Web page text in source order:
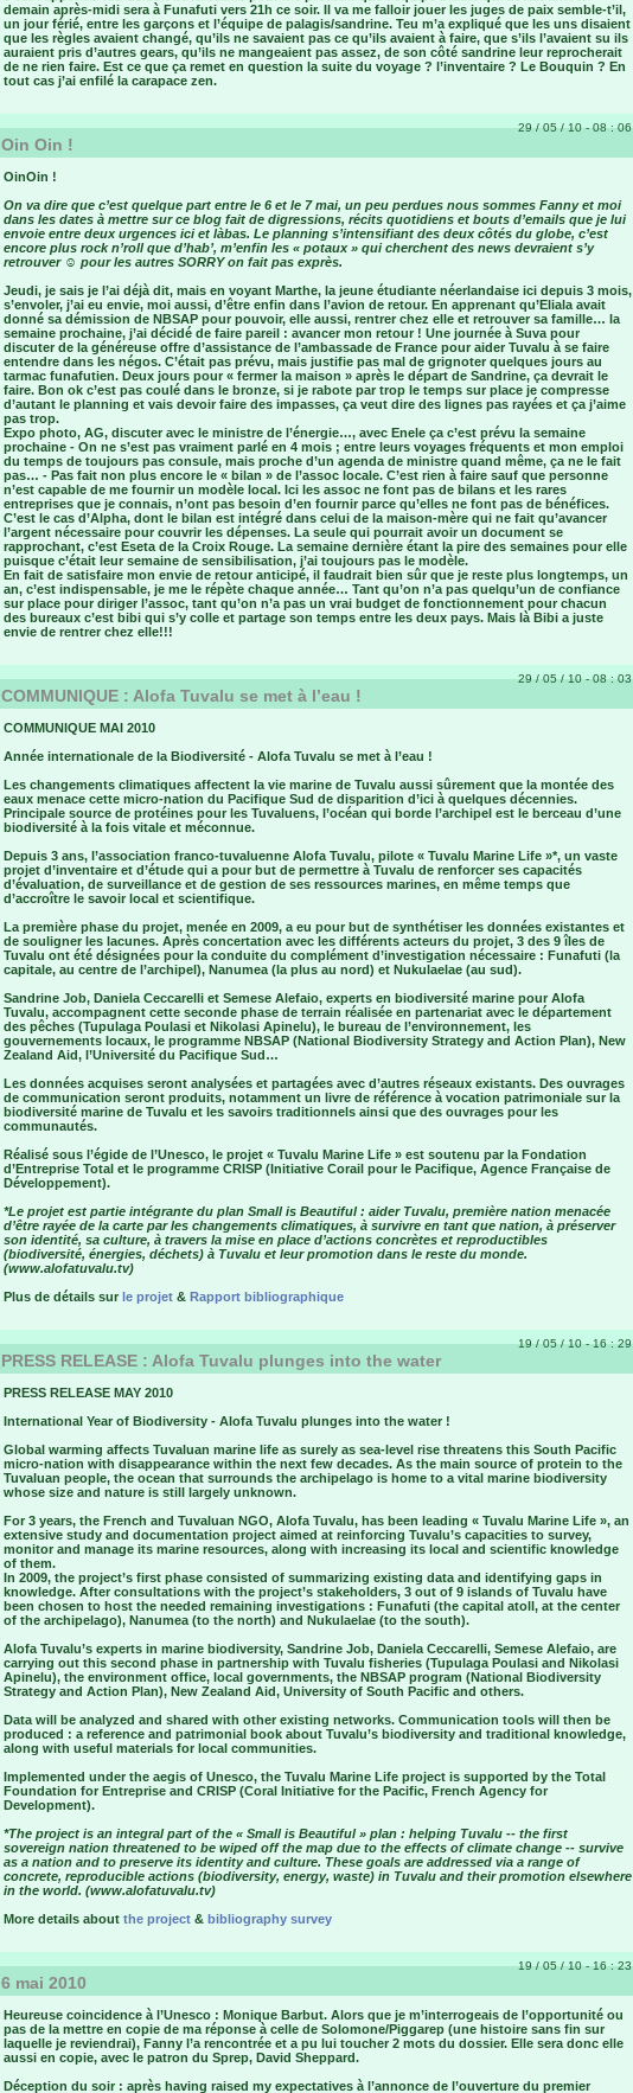
demain après-midi sera à Funafuti vers 21h ce soir. Il va me falloir jouer les juges de paix semble-t’il,
un jour férié, entre les garçons et l’équipe de palagis/sandrine. Teu m’a expliqué que les uns disaient
que les règles avaient changé, qu’ils ne savaient pas ce qu’ils avaient à faire, que s’ils l’avaient su ils
auraient pris d’autres gears, qu’ils ne mangeaient pas assez, de son côté sandrine leur reprocherait
de ne rien faire. Est ce que ça remet en question la suite du voyage ? l’inventaire ? Le Bouquin ? En
tout cas j’ai enfilé la carapace zen.
29 / 05 / 10 - 08 : 06
Oin Oin !
OinOin !
On va dire que c’est quelque part entre le 6 et le 7 mai, un peu perdues nous sommes Fanny et moi
dans les dates à mettre sur ce blog fait de digressions, récits quotidiens et bouts d’emails que je lui
envoie entre deux urgences ici et làbas. Le planning s’intensifiant des deux côtés du globe, c’est
encore plus rock n’roll que d’hab’, m’enfin les « potaux » qui cherchent des news devraient s’y
retrouver ☺ pour les autres SORRY on fait pas exprès.
Jeudi, je sais je l’ai déjà dit, mais en voyant Marthe, la jeune étudiante néerlandaise ici depuis 3 mois,
s’envoler, j’ai eu envie, moi aussi, d’être enfin dans l’avion de retour. En apprenant qu’Eliala avait
donné sa démission de NBSAP pour pouvoir, elle aussi, rentrer chez elle et retrouver sa famille… la
semaine prochaine, j’ai décidé de faire pareil : avancer mon retour ! Une journée à Suva pour
discuter de la généreuse offre d’assistance de l’ambassade de France pour aider Tuvalu à se faire
entendre dans les négos. C’était pas prévu, mais justifie pas mal de grignoter quelques jours au
tarmac funafutien. Deux jours pour « fermer la maison » après le départ de Sandrine, ça devrait le
faire. Bon ok c’est pas coulé dans le bronze, si je rabote par trop le temps sur place je compresse
d’autant le planning et vais devoir faire des impasses, ça veut dire des lignes pas rayées et ça j’aime
pas trop.
Expo photo, AG, discuter avec le ministre de l’énergie…, avec Enele ça c’est prévu la semaine
prochaine - On ne s’est pas vraiment parlé en 4 mois ; entre leurs voyages fréquents et mon emploi
du temps de toujours pas consule, mais proche d’un agenda de ministre quand même, ça ne le fait
pas… - Pas fait non plus encore le « bilan » de l’assoc locale. C’est rien à faire sauf que personne
n’est capable de me fournir un modèle local. Ici les assoc ne font pas de bilans et les rares
entreprises que je connais, n’ont pas besoin d’en fournir parce qu’elles ne font pas de bénéfices.
C’est le cas d’Alpha, dont le bilan est intégré dans celui de la maison-mère qui ne fait qu’avancer
l’argent nécessaire pour couvrir les dépenses. La seule qui pourrait avoir un document se
rapprochant, c’est Eseta de la Croix Rouge. La semaine dernière étant la pire des semaines pour elle
puisque c’était leur semaine de sensibilisation, j’ai toujours pas le modèle.
En fait de satisfaire mon envie de retour anticipé, il faudrait bien sûr que je reste plus longtemps, un
an, c’est indispensable, je me le répète chaque année… Tant qu’on n’a pas quelqu’un de confiance
sur place pour diriger l’assoc, tant qu’on n’a pas un vrai budget de fonctionnement pour chacun
des bureaux c’est bibi qui s’y colle et partage son temps entre les deux pays. Mais là Bibi a juste
envie de rentrer chez elle!!!
29 / 05 / 10 - 08 : 03
COMMUNIQUE : Alofa Tuvalu se met à l’eau !
COMMUNIQUE MAI 2010
Année internationale de la Biodiversité - Alofa Tuvalu se met à l’eau !
Les changements climatiques affectent la vie marine de Tuvalu aussi sûrement que la montée des
eaux menace cette micro-nation du Pacifique Sud de disparition d’ici à quelques décennies.
Principale source de protéines pour les Tuvaluens, l’océan qui borde l’archipel est le berceau d’une
biodiversité à la fois vitale et méconnue.
Depuis 3 ans, l’association franco-tuvaluenne Alofa Tuvalu, pilote « Tuvalu Marine Life »*, un vaste
projet d’inventaire et d’étude qui a pour but de permettre à Tuvalu de renforcer ses capacités
d’évaluation, de surveillance et de gestion de ses ressources marines, en même temps que
d’accroître le savoir local et scientifique.
La première phase du projet, menée en 2009, a eu pour but de synthétiser les données existantes et
de souligner les lacunes. Après concertation avec les différents acteurs du projet, 3 des 9 îles de
Tuvalu ont été désignées pour la conduite du complément d’investigation nécessaire : Funafuti (la
capitale, au centre de l’archipel), Nanumea (la plus au nord) et Nukulaelae (au sud).
Sandrine Job, Daniela Ceccarelli et Semese Alefaio, experts en biodiversité marine pour Alofa
Tuvalu, accompagnent cette seconde phase de terrain réalisée en partenariat avec le département
des pêches (Tupulaga Poulasi et Nikolasi Apinelu), le bureau de l’environnement, les
gouvernements locaux, le programme NBSAP (National Biodiversity Strategy and Action Plan), New
Zealand Aid, l’Université du Pacifique Sud…
Les données acquises seront analysées et partagées avec d’autres réseaux existants. Des ouvrages
de communication seront produits, notamment un livre de référence à vocation patrimoniale sur la
biodiversité marine de Tuvalu et les savoirs traditionnels ainsi que des ouvrages pour les
communautés.
Réalisé sous l’égide de l’Unesco, le projet « Tuvalu Marine Life » est soutenu par la Fondation
d’Entreprise Total et le programme CRISP (Initiative Corail pour le Pacifique, Agence Française de
Développement).
*Le projet est partie intégrante du plan Small is Beautiful : aider Tuvalu, première nation menacée
d’être rayée de la carte par les changements climatiques, à survivre en tant que nation, à préserver
son identité, sa culture, à travers la mise en place d’actions concrètes et reproductibles
(biodiversité, énergies, déchets) à Tuvalu et leur promotion dans le reste du monde.
(www.alofatuvalu.tv)
Plus de détails sur le projet & Rapport bibliographique
19 / 05 / 10 - 16 : 29
PRESS RELEASE : Alofa Tuvalu plunges into the water
PRESS RELEASE MAY 2010
International Year of Biodiversity - Alofa Tuvalu plunges into the water !
Global warming affects Tuvaluan marine life as surely as sea-level rise threatens this South Pacific
micro-nation with disappearance within the next few decades. As the main source of protein to the
Tuvaluan people, the ocean that surrounds the archipelago is home to a vital marine biodiversity
whose size and nature is still largely unknown.
For 3 years, the French and Tuvaluan NGO, Alofa Tuvalu, has been leading « Tuvalu Marine Life », an
extensive study and documentation project aimed at reinforcing Tuvalu’s capacities to survey,
monitor and manage its marine resources, along with increasing its local and scientific knowledge
of them.
In 2009, the project’s first phase consisted of summarizing existing data and identifying gaps in
knowledge. After consultations with the project’s stakeholders, 3 out of 9 islands of Tuvalu have
been chosen to host the needed remaining investigations : Funafuti (the capital atoll, at the center
of the archipelago), Nanumea (to the north) and Nukulaelae (to the south).
Alofa Tuvalu’s experts in marine biodiversity, Sandrine Job, Daniela Ceccarelli, Semese Alefaio, are
carrying out this second phase in partnership with Tuvalu fisheries (Tupulaga Poulasi and Nikolasi
Apinelu), the environment office, local governments, the NBSAP program (National Biodiversity
Strategy and Action Plan), New Zealand Aid, University of South Pacific and others.
Data will be analyzed and shared with other existing networks. Communication tools will then be
produced : a reference and patrimonial book about Tuvalu’s biodiversity and traditional knowledge,
along with useful materials for local communities.
Implemented under the aegis of Unesco, the Tuvalu Marine Life project is supported by the Total
Foundation for Entreprise and CRISP (Coral Initiative for the Pacific, French Agency for
Development).
*The project is an integral part of the « Small is Beautiful » plan : helping Tuvalu -- the first
sovereign nation threatened to be wiped off the map due to the effects of climate change -- survive
as a nation and to preserve its identity and culture. These goals are addressed via a range of
concrete, reproducible actions (biodiversity, energy, waste) in Tuvalu and their promotion elsewhere
in the world. (www.alofatuvalu.tv)
More details about the project & bibliography survey
19 / 05 / 10 - 16 : 23
6 mai 2010
Heureuse coincidence à l’Unesco : Monique Barbut. Alors que je m’interrogeais de l’opportunité ou
pas de la mettre en copie de ma réponse à celle de Solomone/Piggarep (une histoire sans fin sur
laquelle je reviendrai), Fanny l’a rencontrée et a pu lui toucher 2 mots du dossier. Elle sera donc elle
aussi en copie, avec le patron du Sprep, David Sheppard.
Déception du soir : après having raised my expectatives à l’annonce de l’ouverture du premier